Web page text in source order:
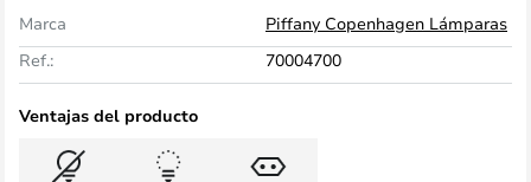
Marca
Piffany Copenhagen Lámparas
Ref.:
70004700
Ventajas del producto